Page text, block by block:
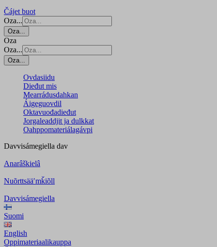
Čájet buot
Oza...
Oza...
Oza
Oza...
Oza...
Ovdasiidu
Dieđut mis
Mearrádusdahkan
Áigeguovdil
Oktavuođadieđut
Jorgaleaddjit ja dulkkat
Oahppomateriálagávpi
Davvisámegiella dav
Anarâškielâ
Nuõrttsääʹmǩiõll
Davvisámegiella
Suomi
English
Oppimateriaalikauppa